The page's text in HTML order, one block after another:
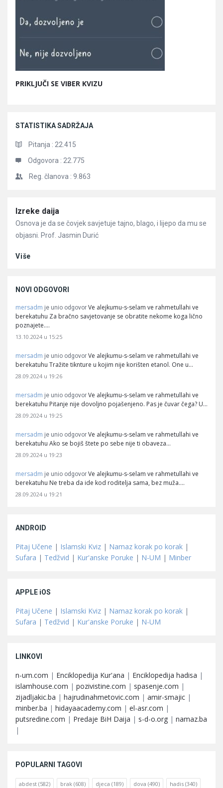
PRIKLJUČI SE VIBER KVIZU
STATISTIKA SADRŽAJA
Pitanja : 22.415
Odgovora : 22.775
Reg. članova : 9.863
Članci
Izreke daija
Osnova je da se čovjek savjetuje tajno, blago, i lijepo da mu se
objasni. Prof. Jasmin Durić
Više
NOVI ODGOVORI
mersadm je unio odgovor Ve alejkumu-s-selam ve rahmetullahi ve
berekatuhu Za bračno savjetovanje se obratite nekome koga lično
poznajete.…
13.10.2024 u 15:25
mersadm je unio odgovor Ve alejkumu-s-selam ve rahmetullahi ve
berekatuhu Tražite tiknture u kojim nije korišten etanol. One u…
28.09.2024 u 19:26
mersadm je unio odgovor Ve alejkumu-s-selam ve rahmetullahi ve
berekatuhu Pitanje nije dovoljno pojašenjeno. Pas je čuvar čega? U…
28.09.2024 u 19:25
mersadm je unio odgovor Ve alejkumu-s-selam ve rahmetullahi ve
berekatuhu Ako se bojiš štete po sebe nije ti obaveza…
28.09.2024 u 19:23
mersadm je unio odgovor Ve alejkumu-s-selam ve rahmetullahi ve
berekatuhu Ne treba da ide kod roditelja sama, bez muža.…
28.09.2024 u 19:21
ANDROID
Pitaj Učene | Islamski Kviz | Namaz korak po korak |
Sufara | Tedžvid | Kur'anske Poruke | N-UM | Minber
APPLE iOS
Pitaj Učene | Islamski Kviz | Namaz korak po korak |
Sufara | Tedžvid | Kur'anske Poruke | N-UM
LINKOVI
n-um.com | Enciklopedija Kur'ana | Enciklopedija hadisa |
islamhouse.com | pozivistine.com | spasenje.com |
zijadljakic.ba | hajrudinahmetovic.com | amir-smajic |
minber.ba | hidayaacademy.com | el-asr.com |
putsredine.com | Predaje BiH Daija | s-d-o.org | namaz.ba
|
POPULARNI TAGOVI
abdest (582) brak (608) djeca (189) dova (490) hadis (340)